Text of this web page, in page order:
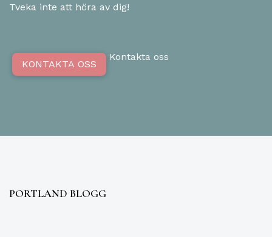
Tveka inte att höra av dig!
KONTAKTA OSS
Kontakta oss
PORTLAND BLOGG